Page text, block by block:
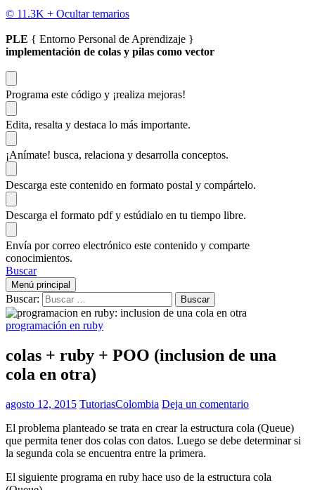
© 11.3K + Ocultar temarios
PLE { Entorno Personal de Aprendizaje }
implementación de colas y pilas como vector
Programa este código y ¡realiza mejoras!
Edita, resalta y destaca lo más importante.
¡Anímate! busca, relaciona y desarrolla conceptos.
Descarga este contenido en formato postal y compártelo.
Descarga el formato pdf y estúdialo en tu tiempo libre.
Envía por correo electrónico este contenido y comparte
conocimientos.
Buscar
Menú principal
Buscar:
programación en ruby
colas + ruby + POO (inclusion de una
cola en otra)
agosto 12, 2015 TutoriasColombia Deja un comentario
El problema planteado se trata en crear la estructura cola (Queue)
que permita tener dos colas con datos. Luego se debe determinar si
la segunda cola se encuentra entre la primera.
El siguiente programa en ruby hace uso de la estructura cola